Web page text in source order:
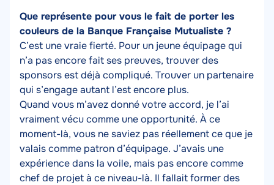
Texte
Que représente pour vous le fait de porter les
couleurs de la Banque Française Mutualiste ?
C’est une vraie fierté. Pour un jeune équipage qui
n’a pas encore fait ses preuves, trouver des
sponsors est déjà compliqué. Trouver un partenaire
qui s’engage autant l’est encore plus.
Quand vous m’avez donné votre accord, je l’ai
vraiment vécu comme une opportunité. À ce
moment-là, vous ne saviez pas réellement ce que je
valais comme patron d’équipage. J’avais une
expérience dans la voile, mais pas encore comme
chef de projet à ce niveau-là. Il fallait former des